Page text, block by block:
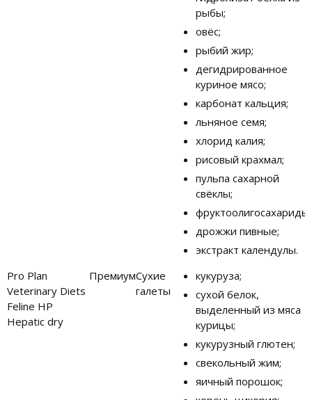
рыбы;
овёс;
рыбий жир;
дегидрированное
куриное мясо;
карбонат кальция;
льняное семя;
хлорид калия;
рисовый крахмал;
пульпа сахарной
свёклы;
фруктоолигосахариды;
дрожжи пивные;
экстракт календулы.
Pro Plan
Veterinary Diets
Feline HP
Hepatic dry
ПремиумСухие
галеты
кукуруза;
сухой белок,
выделенный из мяса
курицы;
кукурузный глютен;
свекольный жим;
яичный порошок;